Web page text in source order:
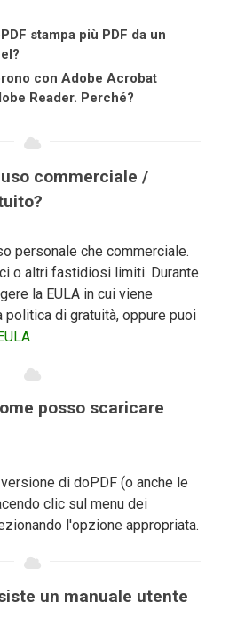
stampa più PDF da un
con Adobe Acrobat
Reader. Perché?
commerciale /
personale che commerciale.
o altri fastidiosi limiti. Durante
la EULA in cui viene
politica di gratuità, oppure puoi
posso scaricare
di doPDF (o anche le
clic sul menu dei
l'opzione appropriata.
un manuale utente